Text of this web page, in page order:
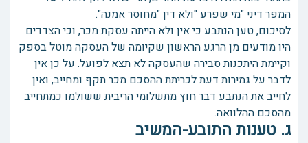
המפר דיני "מי שפרע "ולא דין "מחוסר אמנה".
לסיכום, טען הנתבע כי אין ולא הייתה עסקת מכר, וכי הצדדים
היו מודעים מן הרגע הראשון שקיומה של העסקה מוטל בספק
וקיימת היתכנות סבירה שהעסקה לא תצא לפועל. על כן אין
לדבר על גמירות דעת לכריתת ההסכם מכר תקף ומחייב, ואין
לחייב את הנתבע דבר חוץ מתשלומי הריבית ששולמו כמתחייב
מהסכם ההלוואה.
ג. טענות התובע-המשיב